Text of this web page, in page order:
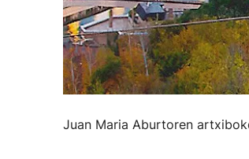
Juan Maria Aburtoren